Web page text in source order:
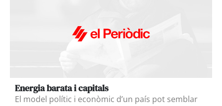
Energia barata i capitals
El model polític i econòmic d’un país pot semblar